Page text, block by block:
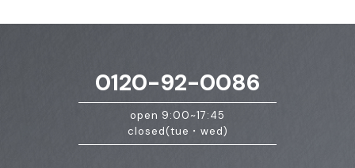
0120-92-0086
open 9:00~17:45
closed(tue・wed)